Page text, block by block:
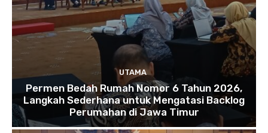
UTAMA
Permen Bedah Rumah Nomor 6 Tahun 2026,
Langkah Sederhana untuk Mengatasi Backlog
Perumahan di Jawa Timur